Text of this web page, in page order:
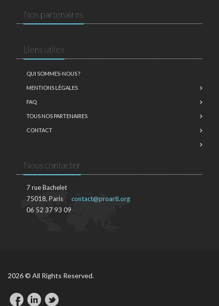
Nos partenaires
Liens utiles
QUI SOMMES-NOUS ?
MENTIONS LÉGALES
FAQ
TOUS NOS PARTENAIRES
CONTACT
Nous contacter
7 rue Bachelet
75018, Paris
06 52 37 93 09
contact@proarti.org
2026 © All Rights Reserved.